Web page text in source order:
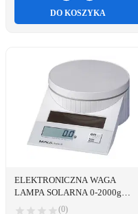
DO KOSZYKA
ELEKTRONICZNA WAGA
LAMPA SOLARNA 0-2000g
(0)